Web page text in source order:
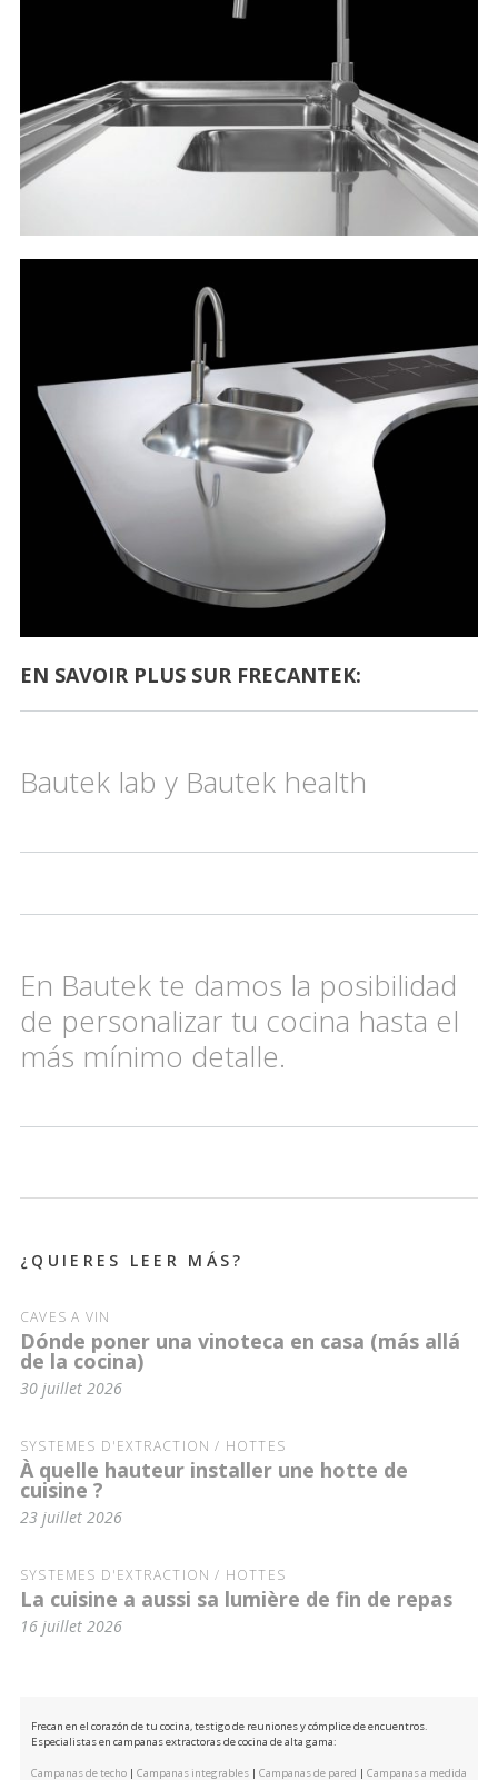
EN SAVOIR PLUS SUR FRECANTEK:
Bautek lab y Bautek health
En Bautek te damos la posibilidad
de personalizar tu cocina hasta el
más mínimo detalle.
¿QUIERES LEER MÁS?
CAVES À VIN
Dónde poner una vinoteca en casa (más allá
de la cocina)
30 juillet 2026
SYSTÈMES D'EXTRACTION / HOTTES
À quelle hauteur installer une hotte de
cuisine ?
23 juillet 2026
SYSTÈMES D'EXTRACTION / HOTTES
La cuisine a aussi sa lumière de fin de repas
16 juillet 2026
Frecan en el corazón de tu cocina, testigo de reuniones y cómplice de encuentros.
Especialistas en campanas extractoras de cocina de alta gama:
Campanas de techo | Campanas integrables | Campanas de pared | Campanas a medida